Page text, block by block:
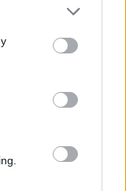
or more Google
You may click to
party tags to
in below Google
προσφέρει
για τη
στηρίζει και